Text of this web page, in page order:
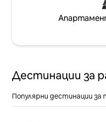
Дестинации за
Популярни дестинации